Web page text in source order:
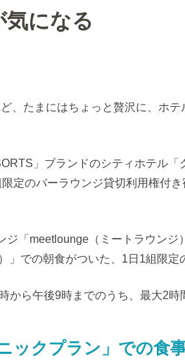
気になる
、たまにはちょっと贅沢に、ホ
」ブランドのシティホテル
定のバーラウンジ貸切利用権付
ジ「meetlounge（ミートラウンジ
」での朝食がついた、1日1組限定
から午後9時までのうち、最大2時
ックプラン」での食